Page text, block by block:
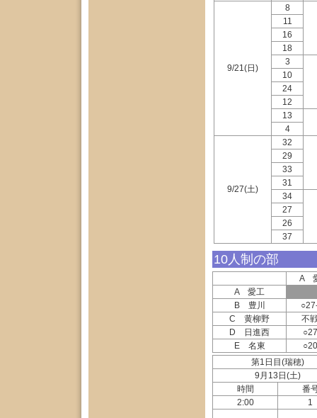
9/21(日)
8
11
16
18
3
10
24
12
13
4
9/27(土)
32
29
33
31
34
27
26
37
10人制の部
A
A 愛工
B 豊川
C 黄柳野
不
D 日進西
E 名東
第1日目(瑞穂)
9月13日(土)
時間
番
2:00
1